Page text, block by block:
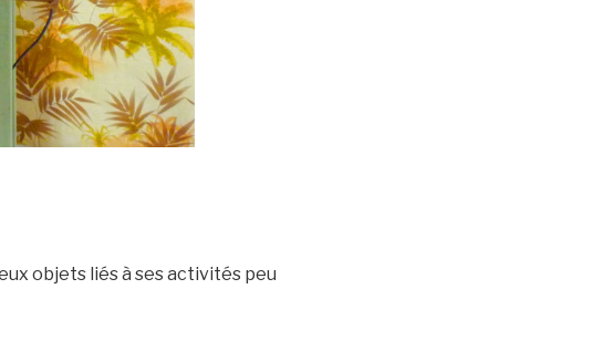
objets liés à ses activités peu